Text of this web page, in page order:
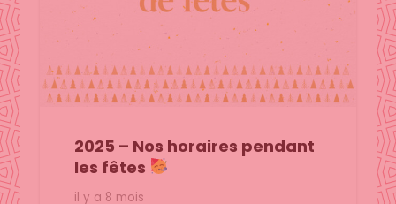
2025 – Nos horaires pendant
les fêtes
il y a 8 mois